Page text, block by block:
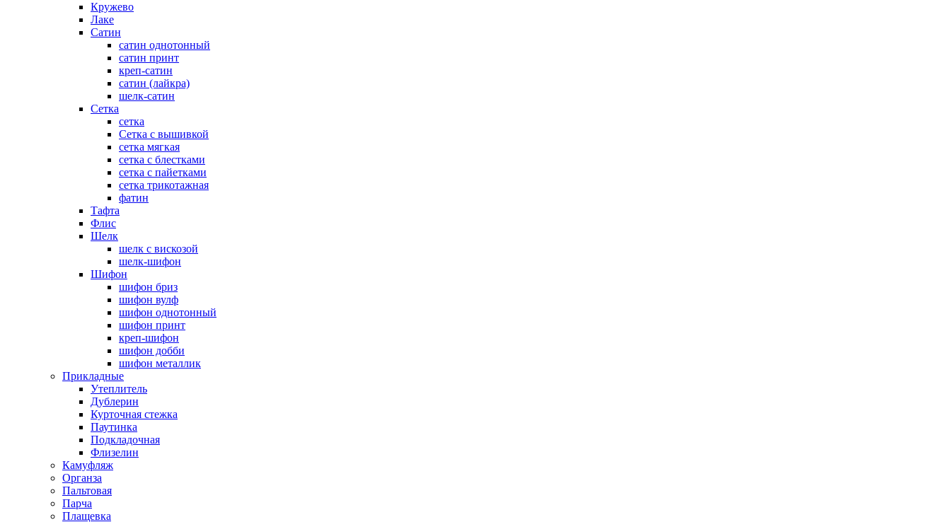
Кружево
Лаке
Сатин
сатин однотонный
сатин принт
креп-сатин
сатин (лайкра)
шелк-сатин
Сетка
сетка
Сетка с вышивкой
сетка мягкая
сетка с блестками
сетка с пайетками
сетка трикотажная
фатин
Тафта
Флис
Шелк
шелк с вискозой
шелк-шифон
Шифон
шифон бриз
шифон вулф
шифон однотонный
шифон принт
креп-шифон
шифон добби
шифон металлик
Прикладные
Утеплитель
Дублерин
Курточная стежка
Паутинка
Подкладочная
Флизелин
Камуфляж
Органза
Пальтовая
Парча
Плащевка